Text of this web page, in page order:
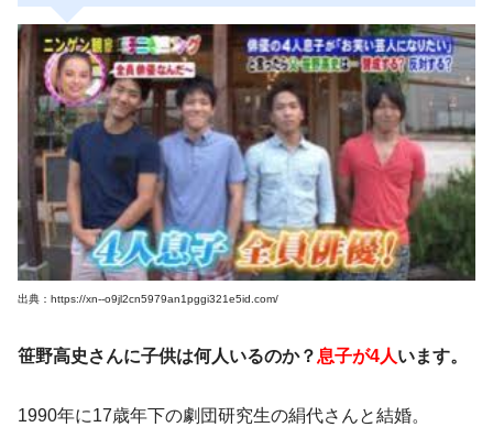
出典：https://xn--o9jl2cn5979an1pggi321e5id.com/
笹野高史さんに子供は何人いるのか？ 息子が4人います。
1990年に17歳年下の劇団研究生の絹代さんと結婚。